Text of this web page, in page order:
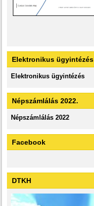
Elektronikus ügyintézés
Elektronikus ügyintézés
Népszámlálás 2022.
Népszámlálás 2022
Facebook
DTKH